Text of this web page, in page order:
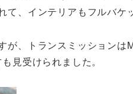
、インテリアもフルバケ
、トランスミッション
見受けられました。